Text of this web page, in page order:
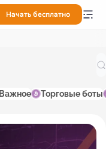
Начать бесплатно
Важное Торговые боты